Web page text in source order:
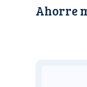
Ahorre